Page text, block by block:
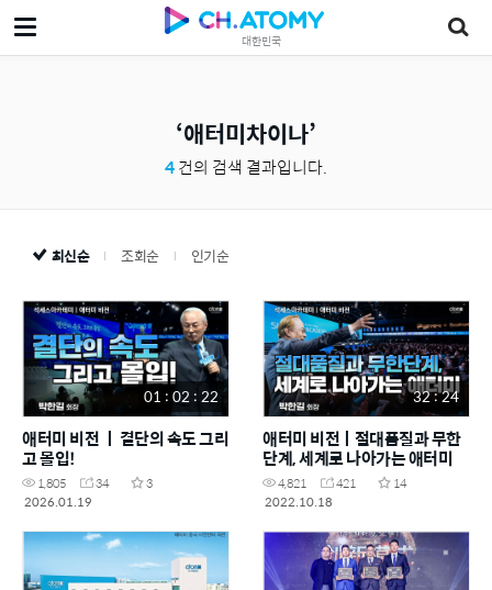
대한민국
애터미차이나
4건의 검색 결과입니다.
최신순 조회순 인기순
01 : 02 : 22
애터미 비전 ㅣ 결단의 속도 그리
고 몰입!
1,805 34
3
2026.01.19
32 : 24
애터미 비전ㅣ절대품질과 무한
단계, 세계로 나아가는 애터미
4,821 421
14
2022.10.18